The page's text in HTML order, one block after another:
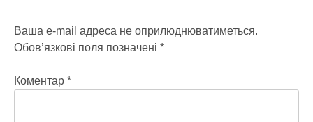
Ваша e-mail адреса не оприлюднюватиметься.
Обов’язкові поля позначені *
Коментар *